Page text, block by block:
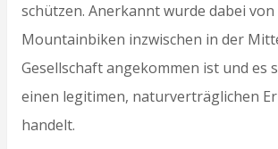
schützen. Anerkannt wurde dabei von
Mountainbiken inzwischen in der
Gesellschaft angekommen ist und es
einen legitimen, naturverträglichen
handelt.